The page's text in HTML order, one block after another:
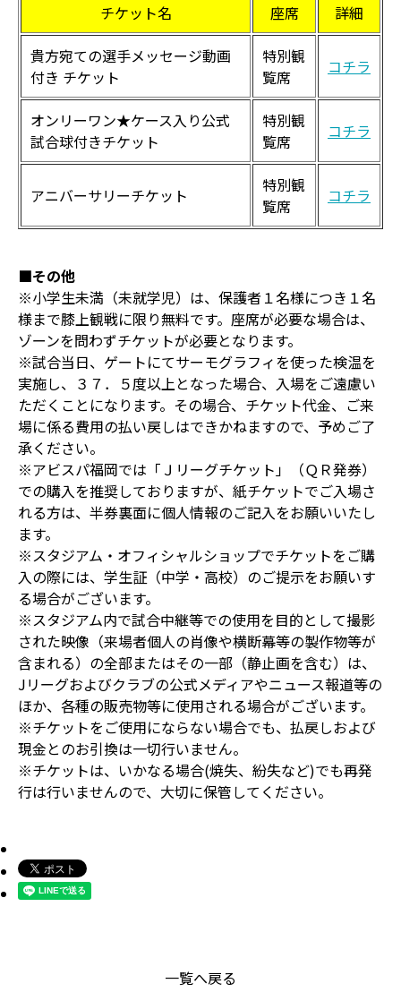
チケット名
座席
詳細
貴方宛ての選手メッセージ動画
付き チケット
特別観
覧席
コチラ
オンリーワン★ケース入り公式
試合球付きチケット
特別観
覧席
コチラ
アニバーサリーチケット
特別観
覧席
コチラ
■その他
※小学生未満（未就学児）は、保護者１名様につき１名
様まで膝上観戦に限り無料です。座席が必要な場合は、
ゾーンを問わずチケットが必要となります。
※試合当日、ゲートにてサーモグラフィを使った検温を
実施し、３７．５度以上となった場合、入場をご遠慮い
ただくことになります。その場合、チケット代金、ご来
場に係る費用の払い戻しはできかねますので、予めご了
承ください。
※アビスパ福岡では「Ｊリーグチケット」（ＱＲ発券）
での購入を推奨しておりますが、紙チケットでご入場さ
れる方は、半券裏面に個人情報のご記入をお願いいたし
ます。
※スタジアム・オフィシャルショップでチケットをご購
入の際には、学生証（中学・高校）のご提示をお願いす
る場合がございます。
※スタジアム内で試合中継等での使用を目的として撮影
された映像（来場者個人の肖像や横断幕等の製作物等が
含まれる）の全部またはその一部（静止画を含む）は、
Jリーグおよびクラブの公式メディアやニュース報道等の
ほか、各種の販売物等に使用される場合がございます。
※チケットをご使用にならない場合でも、払戻しおよび
現金とのお引換は一切行いません。
※チケットは、いかなる場合(焼失、紛失など)でも再発
行は行いませんので、大切に保管してください。
一覧へ戻る